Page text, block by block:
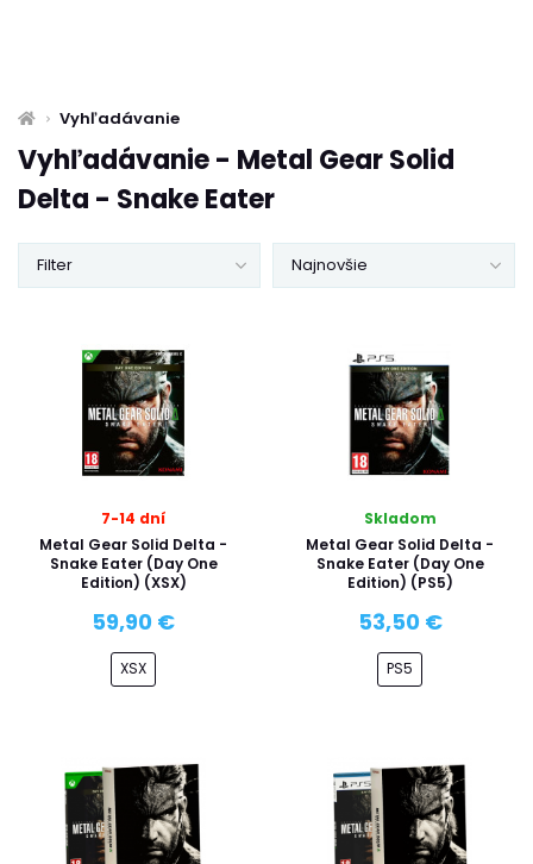
Vyhľadávanie
Vyhľadávanie - Metal Gear Solid
Delta - Snake Eater
Najnovšie
Filter
7-14 dní
Metal Gear Solid Delta -
Snake Eater (Day One
Edition) (XSX)
59,90 €
XSX
Skladom
Metal Gear Solid Delta -
Snake Eater (Day One
Edition) (PS5)
53,50 €
PS5